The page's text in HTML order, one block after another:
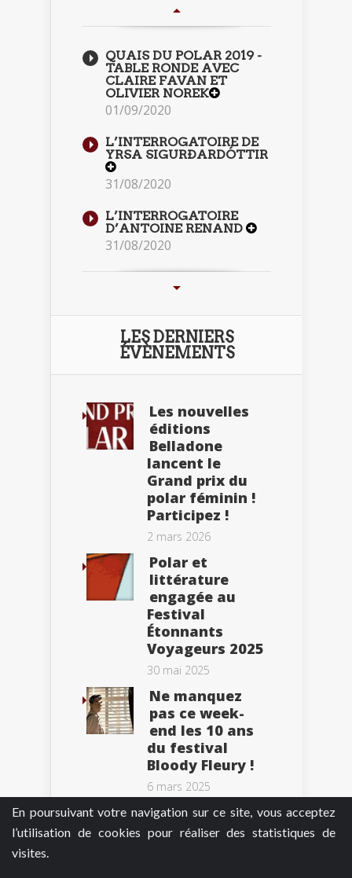
En poursuivant votre navigation sur ce site, vous acceptez
l’utilisation de cookies pour réaliser des statistiques de
visites.
QUAIS DU POLAR 2019 -
TABLE RONDE AVEC
CLAIRE FAVAN ET
OLIVIER NOREK
01/09/2020
L’INTERROGATOIRE DE
YRSA SIGURÐARDÓTTIR
31/08/2020
L’INTERROGATOIRE
D’ANTOINE RENAND
31/08/2020
LES DERNIERS
ÉVÈNEMENTS
Les nouvelles
éditions
Belladone
lancent le
Grand prix du
polar féminin !
Participez !
2 mars 2026
Polar et
littérature
engagée au
Festival
Étonnants
Voyageurs 2025
30 mai 2025
Ne manquez
pas ce week-
end les 10 ans
du festival
Bloody Fleury !
6 mars 2025